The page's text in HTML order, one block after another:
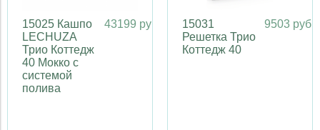
15025 Кашпо
LECHUZA
Трио Коттедж
40 Мокко с
системой
полива
43199 руб
15031
Решетка Трио
Коттедж 40
9503 руб